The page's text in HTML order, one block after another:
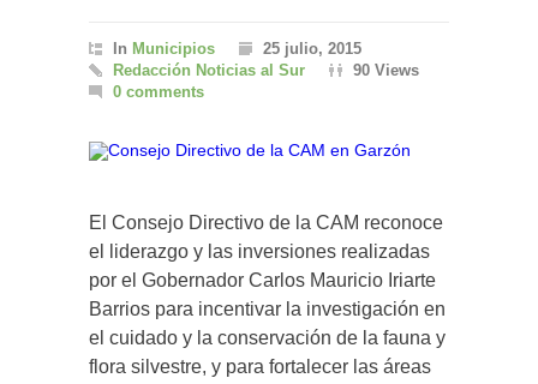
In Municipios
25 julio, 2015
Redacción Noticias al Sur
90 Views
0 comments
El Consejo Directivo de la CAM reconoce
el liderazgo y las inversiones realizadas
por el Gobernador Carlos Mauricio Iriarte
Barrios para incentivar la investigación en
el cuidado y la conservación de la fauna y
flora silvestre, y para fortalecer las áreas